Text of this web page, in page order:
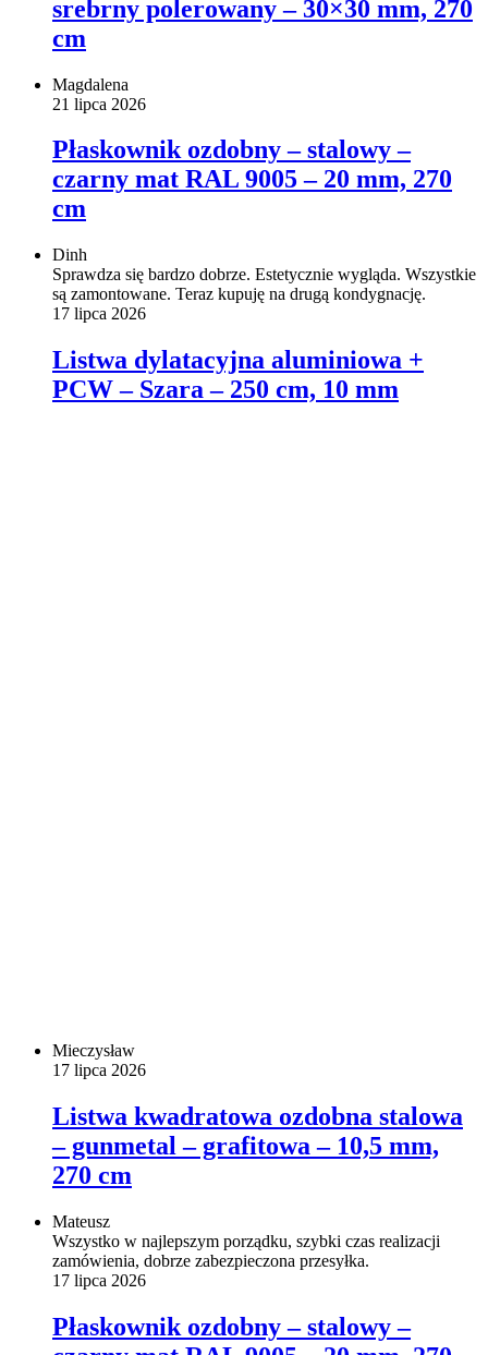
srebrny polerowany – 30×30 mm, 270
cm
Magdalena
21 lipca 2026
Płaskownik ozdobny – stalowy –
czarny mat RAL 9005 – 20 mm, 270
cm
Dinh
Sprawdza się bardzo dobrze. Estetycznie wygląda. Wszystkie
są zamontowane. Teraz kupuję na drugą kondygnację.
17 lipca 2026
Listwa dylatacyjna aluminiowa +
PCW – Szara – 250 cm, 10 mm
Mieczysław
17 lipca 2026
Listwa kwadratowa ozdobna stalowa
– gunmetal – grafitowa – 10,5 mm,
270 cm
Mateusz
Wszystko w najlepszym porządku, szybki czas realizacji
zamówienia, dobrze zabezpieczona przesyłka.
17 lipca 2026
Płaskownik ozdobny – stalowy –